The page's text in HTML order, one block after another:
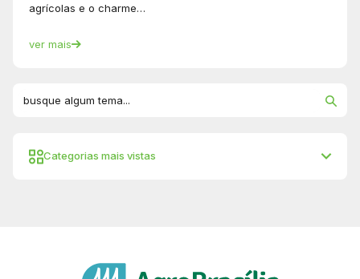
Categorias mais vistas
agrícolas e o charme…
ver mais